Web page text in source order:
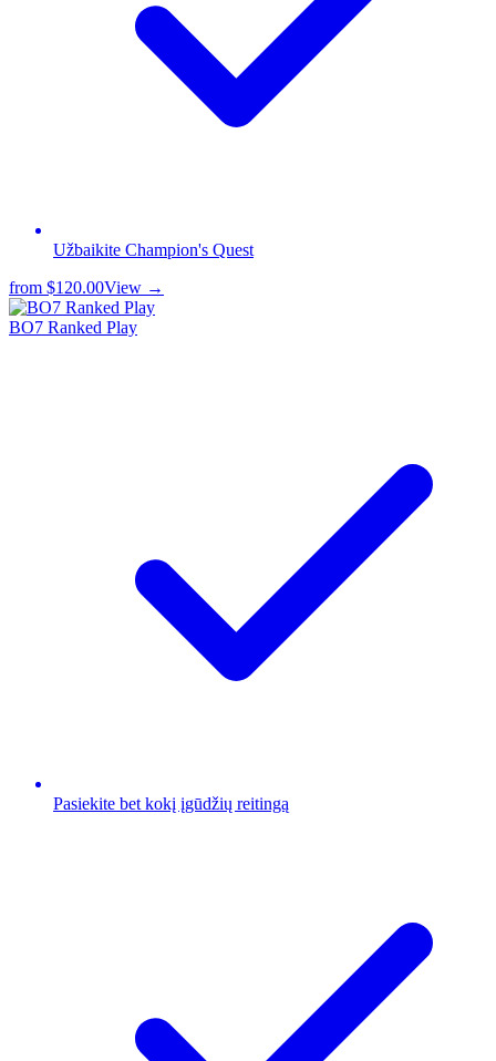
Užbaikite Champion's Quest
from $120.00View →
BO7 Ranked Play
Pasiekite bet kokį įgūdžių reitingą